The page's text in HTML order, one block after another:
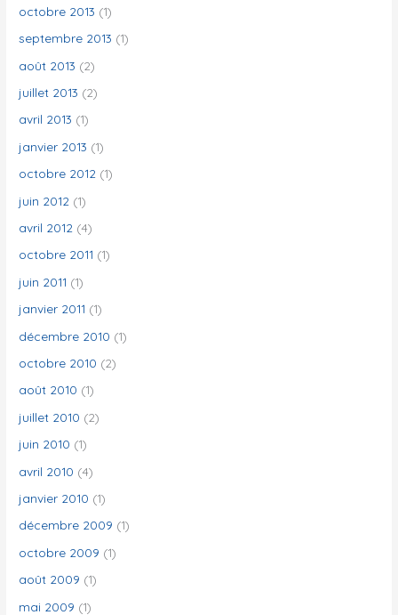
octobre 2013 (1)
septembre 2013 (1)
août 2013 (2)
juillet 2013 (2)
avril 2013 (1)
janvier 2013 (1)
octobre 2012 (1)
juin 2012 (1)
avril 2012 (4)
octobre 2011 (1)
juin 2011 (1)
janvier 2011 (1)
décembre 2010 (1)
octobre 2010 (2)
août 2010 (1)
juillet 2010 (2)
juin 2010 (1)
avril 2010 (4)
janvier 2010 (1)
décembre 2009 (1)
octobre 2009 (1)
août 2009 (1)
mai 2009 (1)